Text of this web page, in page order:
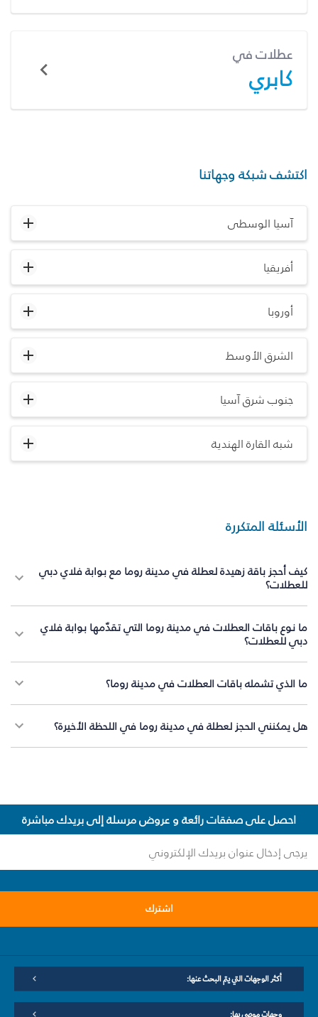
عطلات في
كابري
اكتشف شبكة وجهاتنا
آسيا الوسطى
أفريقيا
أوروبا
الشرق الأوسط
جنوب شرق آسيا
شبه القارة الهندية
الأسئلة المتكررة
كيف أحجز باقة زهيدة لعطلة في مدينة روما مع بوابة فلاي دبي
للعطلات؟
ما نوع باقات العطلات في مدينة روما التي تقدّمها بوابة فلاي
دبي للعطلات؟
ما الذي تشمله باقات العطلات في مدينة روما؟
هل يمكنني الحجز لعطلة في مدينة روما في اللحظة الأخيرة؟
احصل على صفقات رائعة و عروض مرسلة إلى بريدك مباشرة
اشترك
أكثر الوجهات التي يتم البحث عنها:
وجهات موصى بها: